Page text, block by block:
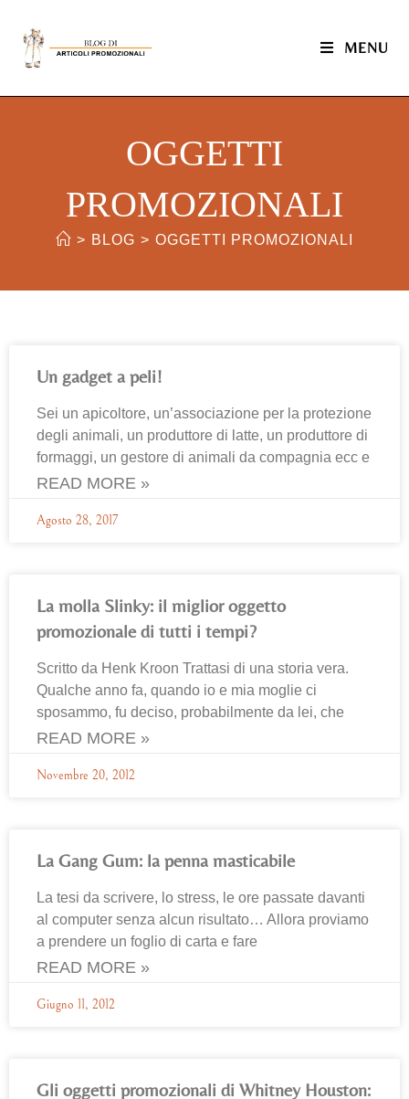
MENU
OGGETTI
PROMOZIONALI
> BLOG > OGGETTI PROMOZIONALI
Un gadget a peli!
Sei un apicoltore, un’associazione per la protezione
degli animali, un produttore di latte, un produttore di
formaggi, un gestore di animali da compagnia ecc e
READ MORE »
Agosto 28, 2017
La molla Slinky: il miglior oggetto
promozionale di tutti i tempi?
Scritto da Henk Kroon Trattasi di una storia vera.
Qualche anno fa, quando io e mia moglie ci
sposammo, fu deciso, probabilmente da lei, che
READ MORE »
Novembre 20, 2012
La Gang Gum: la penna masticabile
La tesi da scrivere, lo stress, le ore passate davanti
al computer senza alcun risultato… Allora proviamo
a prendere un foglio di carta e fare
READ MORE »
Giugno 11, 2012
Gli oggetti promozionali di Whitney Houston: